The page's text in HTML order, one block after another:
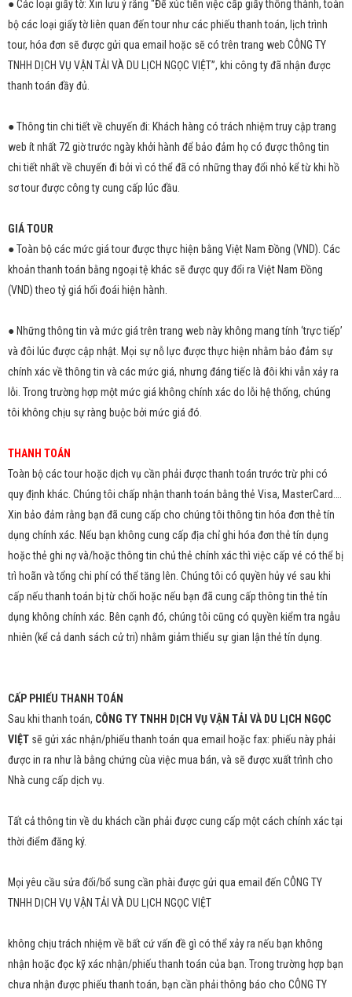
● Các loại giấy tờ: Xin lưu ý rằng “Để xúc tiến việc cấp giấy thông thành, toàn
bộ các loại giấy tờ liên quan đến tour như các phiếu thanh toán, lịch trình
tour, hóa đơn sẽ được gửi qua email hoặc sẽ có trên trang web CÔNG TY
TNHH DỊCH VỤ VẬN TẢI VÀ DU LỊCH NGỌC VIỆT”, khi công ty đã nhận được
thanh toán đầy đủ.
● Thông tin chi tiết về chuyến đi: Khách hàng có trách nhiệm truy cập trang
web ít nhất 72 giờ trước ngày khởi hành để bảo đảm họ có được thông tin
chi tiết nhất về chuyến đi bởi vì có thể đã có những thay đổi nhỏ kể từ khi hồ
sơ tour được công ty cung cấp lúc đầu.
GIÁ TOUR
● Toàn bộ các mức giá tour được thực hiện bằng Việt Nam Đồng (VND). Các
khoản thanh toán bằng ngoại tệ khác sẽ được quy đổi ra Việt Nam Đồng
(VND) theo tỷ giá hối đoái hiện hành.
● Những thông tin và mức giá trên trang web này không mang tính ‘trực tiếp’
và đôi lúc được cập nhật. Mọi sự nỗ lực được thực hiện nhằm bảo đảm sự
chính xác về thông tin và các mức giá, nhưng đáng tiếc là đôi khi vẫn xảy ra
lỗi. Trong trường hợp một mức giá không chính xác do lỗi hệ thống, chúng
tôi không chịu sự ràng buộc bởi mức giá đó.
THANH TOÁN
Toàn bộ các tour hoặc dịch vụ cần phải được thanh toán trước trừ phi có
quy định khác. Chúng tôi chấp nhận thanh toán bằng thẻ Visa, MasterCard….
Xin bảo đảm rằng bạn đã cung cấp cho chúng tôi thông tin hóa đơn thẻ tín
dụng chính xác. Nếu bạn không cung cấp địa chỉ ghi hóa đơn thẻ tín dụng
hoặc thẻ ghi nợ và/hoặc thông tin chủ thẻ chính xác thì việc cấp vé có thể bị
trì hoãn và tổng chi phí có thể tăng lên. Chúng tôi có quyền hủy vé sau khi
cấp nếu thanh toán bị từ chối hoặc nếu bạn đã cung cấp thông tin thẻ tín
dụng không chính xác. Bên cạnh đó, chúng tôi cũng có quyền kiểm tra ngẫu
nhiên (kể cả danh sách cử tri) nhằm giảm thiểu sự gian lận thẻ tín dụng.
CẤP PHIẾU THANH TOÁN
Sau khi thanh toán, CÔNG TY TNHH DỊCH VỤ VẬN TẢI VÀ DU LỊCH NGỌC
VIỆT sẽ gửi xác nhận/phiếu thanh toán qua email hoặc fax: phiếu này phải
được in ra như là bằng chứng cùa việc mua bán, và sẽ được xuất trình cho
Nhà cung cấp dịch vụ.
Tất cả thông tin về du khách cần phải được cung cấp một cách chính xác tại
thời điểm đăng ký.
Mọi yêu cầu sửa đổi/bổ sung cần phài được gửi qua email đến CÔNG TY
TNHH DỊCH VỤ VẬN TẢI VÀ DU LỊCH NGỌC VIỆT
không chịu trách nhiệm về bất cứ vấn đề gì có thể xảy ra nếu bạn không
nhận hoặc đọc kỹ xác nhận/phiếu thanh toán của bạn. Trong trường hợp bạn
chưa nhận được phiếu thanh toán, bạn cần phải thông báo cho CÔNG TY